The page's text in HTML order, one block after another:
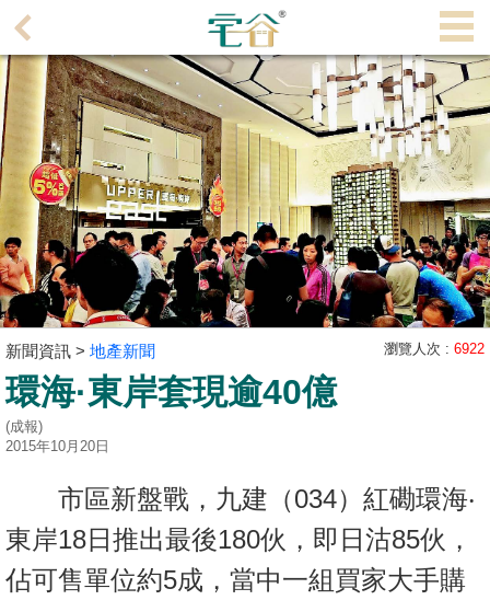
理
頁
搵
樓/
成
交
業
放
盤
宅
揭
地
新聞資訊 > 地產新聞 瀏覽人次 : 6922
環海·東岸套現逾40億
(成報)
2015年10月20日
市區新盤戰，九建（034）紅磡環海‧
東岸18日推出最後180伙，即日沽85伙，
佔可售單位約5成，當中一組買家大手購